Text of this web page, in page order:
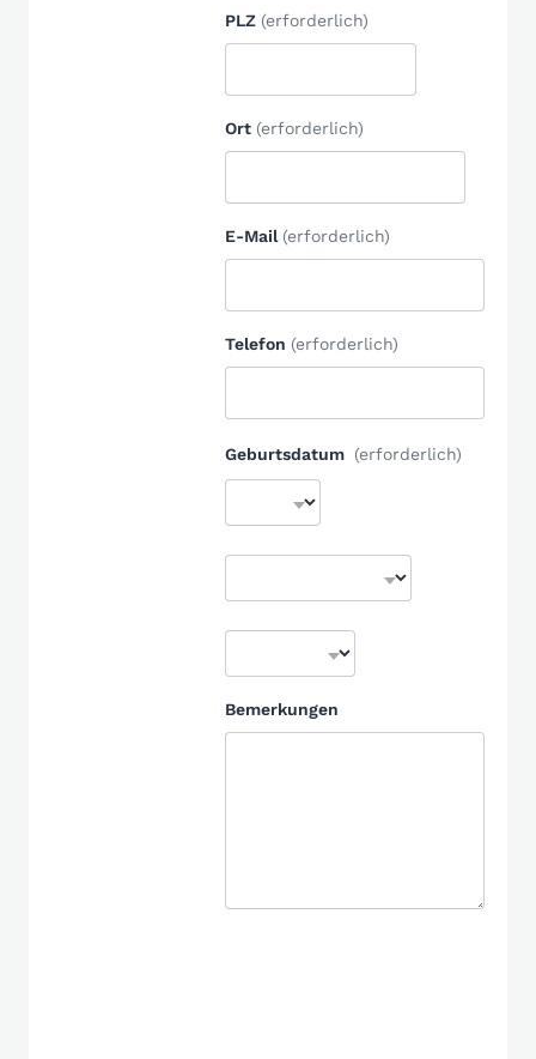
PLZ (erforderlich)
Ort (erforderlich)
E-Mail (erforderlich)
Telefon (erforderlich)
Geburtsdatum (erforderlich)
Bemerkungen